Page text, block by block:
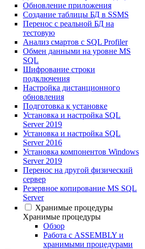
Обновление приложения
Создание таблицы БД в SSMS
Перенос с реальной БД на
тестовую
Анализ смартов с SQL Profiler
Обмен данными на уровне MS
SQL
Шифрование строки
подключения
Настройка дистанционного
обновления
Подготовка к установке
Установка и настройка SQL
Server 2019
Установка и настройка SQL
Server 2016
Установка компонентов Windows
Server 2019
Перенос на другой физический
сервер
Резервное копирование MS SQL
Server
Хранимые процедуры
Хранимые процедуры
Обзор
Работа с ASSEMBLY и
хранимыми процедурами